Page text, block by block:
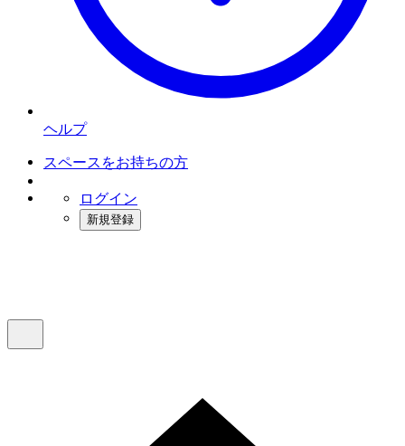
ヘルプ
スペースをお持ちの方
ログイン
新規登録